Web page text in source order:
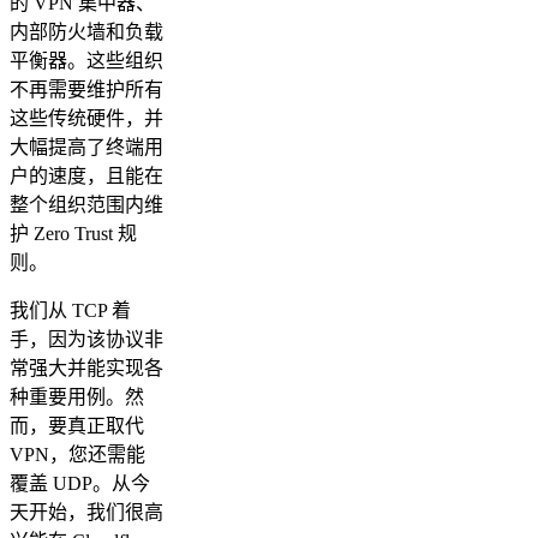
内部防火墙和负载
平衡器。这些组织
不再需要维护所有
这些传统硬件，并
大幅提高了终端用
户的速度，且能在
整个组织范围内维
护 Zero Trust 规
则。
我们从 TCP 着
手，因为该协议非
常强大并能实现各
种重要用例。然
而，要真正取代
VPN，您还需能
覆盖 UDP。从今
天开始，我们很高